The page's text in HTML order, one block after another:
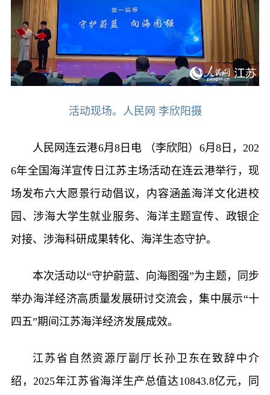
活动现场。人民网 李欣阳摄
人民网连云港6月8日电 （李欣阳）6月8日，202
6年全国海洋宣传日江苏主场活动在连云港举行，现
场发布六大愿景行动倡议，内容涵盖海洋文化进校
园、涉海大学生就业服务、海洋主题宣传、政银企
对接、涉海科研成果转化、海洋生态守护。
本次活动以“守护蔚蓝、向海图强”为主题，同步
举办海洋经济高质量发展研讨交流会，集中展示“十
四五”期间江苏海洋经济发展成效。
江苏省自然资源厅副厅长孙卫东在致辞中介
绍，2025年江苏省海洋生产总值达10843.8亿元，同